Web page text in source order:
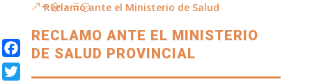
Reclamo ante el Ministerio de Salud
RECLAMO ANTE EL MINISTERIO
DE SALUD PROVINCIAL
Facebook